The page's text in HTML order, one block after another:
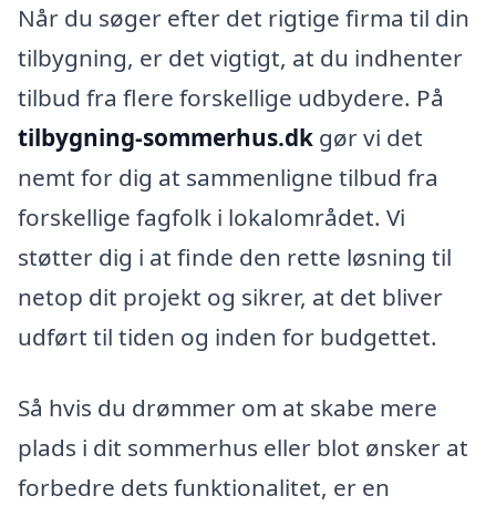
Når du søger efter det rigtige firma til din
tilbygning, er det vigtigt, at du indhenter
tilbud fra flere forskellige udbydere. På
tilbygning-sommerhus.dk gør vi det
nemt for dig at sammenligne tilbud fra
forskellige fagfolk i lokalområdet. Vi
støtter dig i at finde den rette løsning til
netop dit projekt og sikrer, at det bliver
udført til tiden og inden for budgettet.
Så hvis du drømmer om at skabe mere
plads i dit sommerhus eller blot ønsker at
forbedre dets funktionalitet, er en